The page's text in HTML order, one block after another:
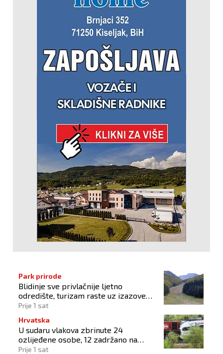
Park prirode
Blidinje sve privlačnije ljetno
odredište, turizam raste uz izazove
očuvanja prirode
Prije 1 sat
Hrvatska
U sudaru vlakova zbrinute 24
ozlijeđene osobe, 12 zadržano na
liječenju
Prije 1 sat